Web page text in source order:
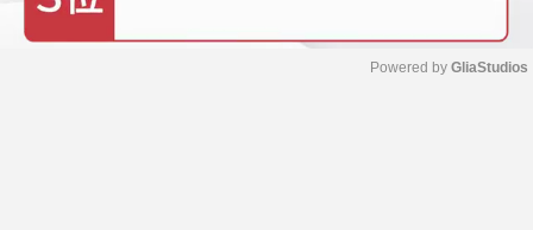
Powered by GliaStudios